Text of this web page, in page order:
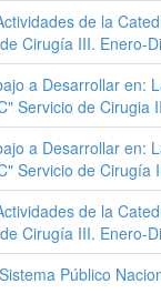
de la
Cirugía III. Enero-
a Desarrollar en:
Servicio de Cirugia
a Desarrollar en:
Servicio de Cirugía
de la
Cirugía III. Enero-
Público